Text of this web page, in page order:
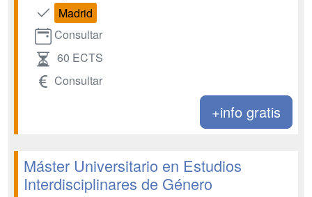
Madrid
Consultar
60 ECTS
Consultar
+info gratis
Máster Universitario en Estudios
Interdisciplinares de Género